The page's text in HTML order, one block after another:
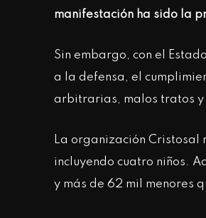
manifestación ha sido la
Sin embargo, con el
a la defensa, el
arbitrarias, malos tratos y
La organización Cristosal
incluyendo cuatro niños.
y más de 62 mil menores